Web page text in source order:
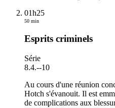
01h25
50 min
Esprits criminels
Série
8.4.--10
Au cours d'une réunion
Hotch s'évanouit. Il est
de complications aux